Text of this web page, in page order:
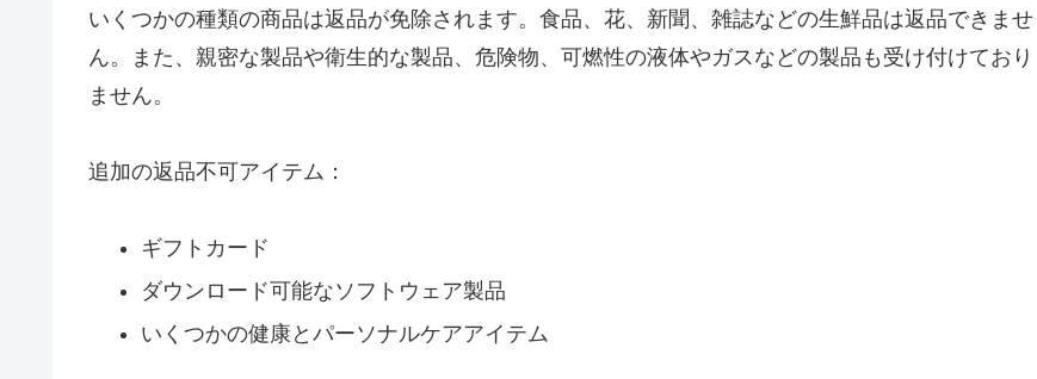
いくつかの種類の商品は返品が免除されます。食品、花、新聞、雑誌などの生鮮品は返品できませ
ん。また、親密な製品や衛生的な製品、危険物、可燃性の液体やガスなどの製品も受け付けており
ません。
追加の返品不可アイテム：
ギフトカード
ダウンロード可能なソフトウェア製品
いくつかの健康とパーソナルケアアイテム